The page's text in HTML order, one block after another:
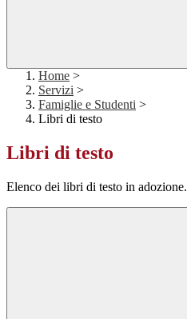
Home >
Servizi >
Famiglie e Studenti >
Libri di testo
Libri di testo
Elenco dei libri di testo in adozione.